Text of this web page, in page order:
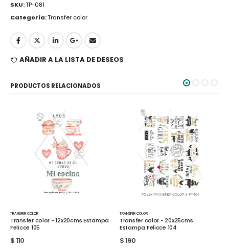
SKU:TP-081
Categoría:Transfer color
AÑADIR A LA LISTA DE DESEOS
PRODUCTOS RELACIONADOS
color - 12x20cms Estampa
Transfer color - 20x25cms
Estampa Felicce 104